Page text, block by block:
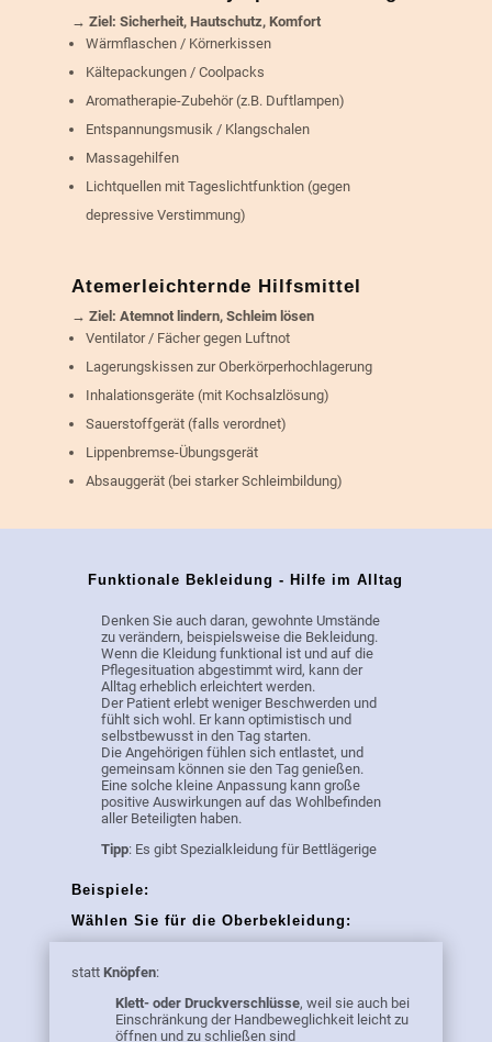
→ Ziel: Sicherheit, Hautschutz, Komfort
Wärmflaschen / Körnerkissen
Kältepackungen / Coolpacks
Aromatherapie-Zubehör (z.B. Duftlampen)
Entspannungsmusik / Klangschalen
Massagehilfen
Lichtquellen mit Tageslichtfunktion (gegen
depressive Verstimmung)
Atemerleichternde Hilfsmittel
→ Ziel: Atemnot lindern, Schleim lösen
Ventilator / Fächer gegen Luftnot
Lagerungskissen zur Oberkörperhochlagerung
Inhalationsgeräte (mit Kochsalzlösung)
Sauerstoffgerät (falls verordnet)
Lippenbremse-Übungsgerät
Absauggerät (bei starker Schleimbildung)
Funktionale Bekleidung - Hilfe im Alltag
Denken Sie auch daran, gewohnte Umstände
zu verändern, beispielsweise die Bekleidung.
Wenn die Kleidung funktional ist und auf die
Pflegesituation abgestimmt wird, kann der
Alltag erheblich erleichtert werden.
Der Patient erlebt weniger Beschwerden und
fühlt sich wohl. Er kann optimistisch und
selbstbewusst in den Tag starten.
Die Angehörigen fühlen sich entlastet, und
gemeinsam können sie den Tag genießen.
Eine solche kleine Anpassung kann große
positive Auswirkungen auf das Wohlbefinden
aller Beteiligten haben.
Tipp: Es gibt Spezialkleidung für Bettlägerige
Beispiele:
Wählen Sie für die Oberbekleidung:
statt Knöpfen:
Klett- oder Druckverschlüsse, weil sie auch bei
Einschränkung der Handbeweglichkeit leicht zu
öffnen und zu schließen sind